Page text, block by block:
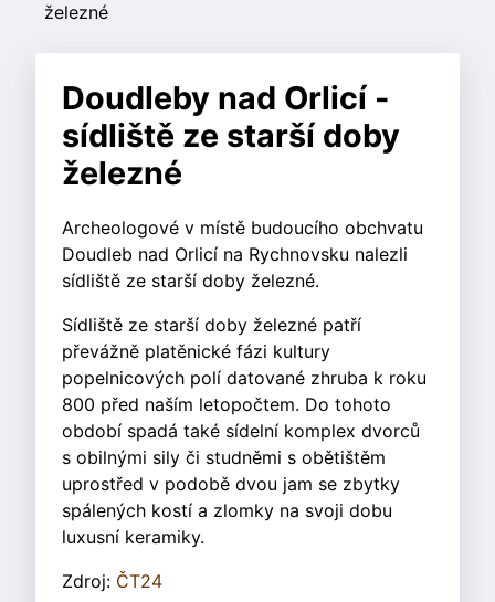
železné
Doudleby nad Orlicí -
sídliště ze starší doby
železné
Archeologové v místě budoucího obchvatu
Doudleb nad Orlicí na Rychnovsku nalezli
sídliště ze starší doby železné.
Sídliště ze starší doby železné patří
převážně platěnické fázi kultury
popelnicových polí datované zhruba k roku
800 před naším letopočtem. Do tohoto
období spadá také sídelní komplex dvorců
s obilnými sily či studněmi s obětištěm
uprostřed v podobě dvou jam se zbytky
spálených kostí a zlomky na svoji dobu
luxusní keramiky.
Zdroj: ČT24